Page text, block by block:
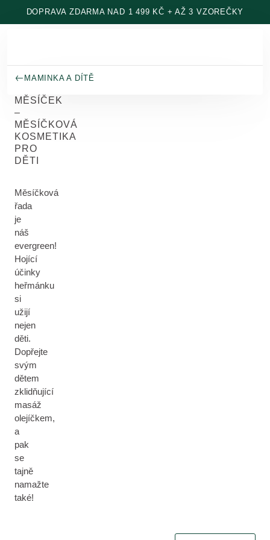
Přeskočit na hlavní obsah
DOPRAVA ZDARMA NAD 1 499 KČ + AŽ 3 VZOREČKY
MAMINKA A DÍTĚ
MĚSÍČEK
–
MĚSÍČKOVÁ
KOSMETIKA
PRO
DĚTI
Měsíčková
řada
je
náš
evergreen!
Hojící
účinky
heřmánku
si
užijí
nejen
děti.
Dopřejte
svým
dětem
zklidňující
masáž
olejíčkem,
a
pak
se
tajně
namažte
také!